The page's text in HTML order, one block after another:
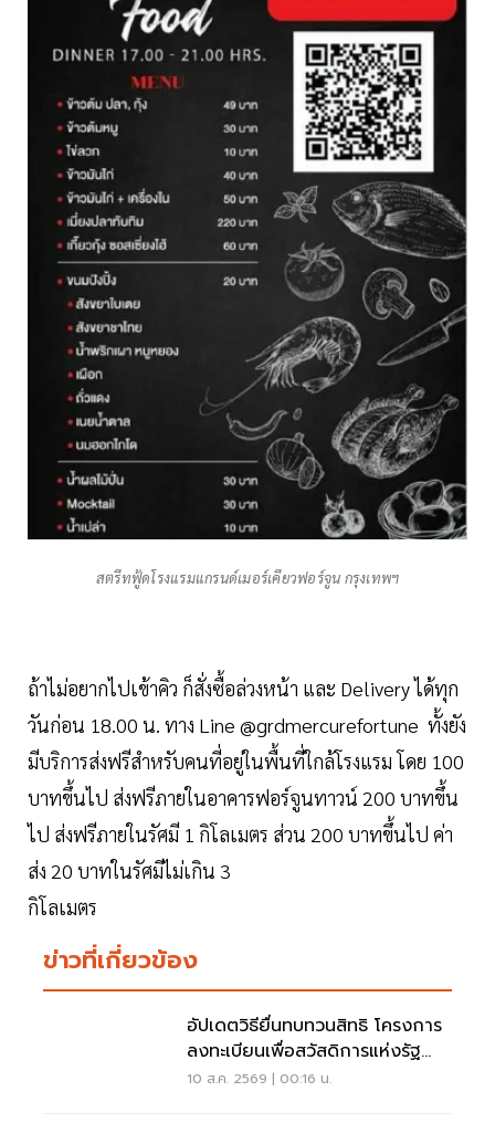
สตรีทฟู้ดโรงแรมแกรนด์เมอร์เคียวฟอร์จูน กรุงเทพฯ
ถ้าไม่อยากไปเข้าคิว ก็สั่งซื้อล่วงหน้า และ Delivery ได้ทุก
วันก่อน 18.00 น. ทาง Line @grdmercurefortune ทั้งยัง
มีบริการส่งฟรีสำหรับคนที่อยู่ในพื้นที่ใกล้โรงแรม โดย 100
บาทขึ้นไป ส่งฟรีภายในอาคารฟอร์จูนทาวน์ 200 บาทขึ้น
ไป ส่งฟรีภายในรัศมี 1 กิโลเมตร ส่วน 200 บาทขึ้นไป ค่า
ส่ง 20 บาทในรัศมีไม่เกิน 3
กิโลเมตร
ข่าวที่เกี่ยวข้อง
อัปเดตวิธียื่นทบทวนสิทธิ โครงการ
ลงทะเบียนเพื่อสวัสดิการแห่งรัฐ
2569 เช็คที่นี่
10 ส.ค. 2569 | 00:16 น.